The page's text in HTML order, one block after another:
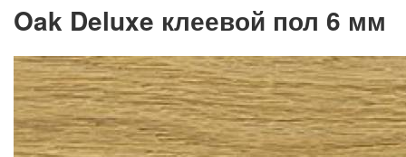
Oak Deluxe клеевой пол 6 мм